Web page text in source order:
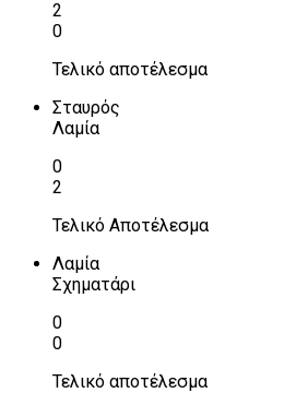
2
0
Τελικό αποτέλεσμα
Σταυρός
Λαμία
0
2
Τελικό Αποτέλεσμα
Λαμία
Σχηματάρι
0
0
Τελικό αποτέλεσμα